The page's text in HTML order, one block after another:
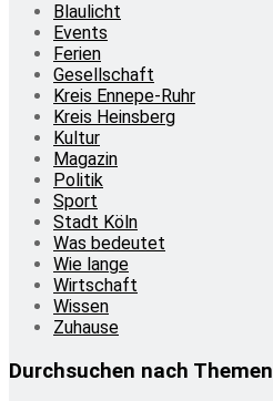
Blaulicht
Events
Ferien
Gesellschaft
Kreis Ennepe-Ruhr
Kreis Heinsberg
Kultur
Magazin
Politik
Sport
Stadt Köln
Was bedeutet
Wie lange
Wirtschaft
Wissen
Zuhause
Durchsuchen nach Themen